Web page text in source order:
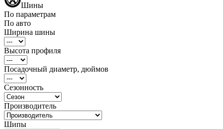
Шины
По параметрам
По авто
Ширина шины
Высота профиля
Посадочный диаметр, дюймов
Сезонность
Производитель
Шипы